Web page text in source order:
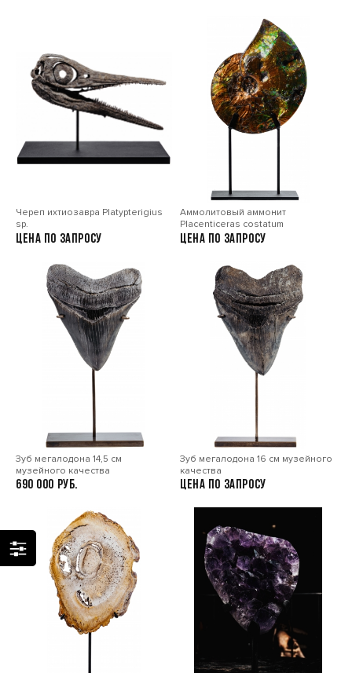
Череп ихтиозавра Platypterigius
sp.
Цена по запросу
Аммолитовый аммонит
Placenticeras costatum
Цена по запросу
Зуб мегалодона 14,5 см
музейного качества
690 000
Зуб мегалодона 16 см музейного
качества
Цена по запросу